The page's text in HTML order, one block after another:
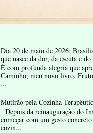
Dia 20 de maio de 2026:
que nasce da dor, da escuta e
É com profunda alegria que
Caminho, meu novo livro.
...
Mutirão pela Cozinha
Depois da reinauguração do
começar com um gesto
cozin...